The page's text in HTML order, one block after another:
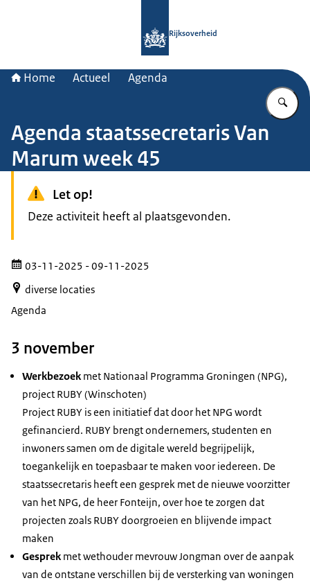
Rijksoverheid
Home Actueel Agenda
Agenda staatssecretaris Van
Marum week 45
Let op!
Deze activiteit heeft al plaatsgevonden.
03-11-2025 - 09-11-2025
diverse locaties
Agenda
3 november
Werkbezoek met Nationaal Programma Groningen (NPG),
project RUBY (Winschoten)
Project RUBY is een initiatief dat door het NPG wordt
gefinancierd. RUBY brengt ondernemers, studenten en
inwoners samen om de digitale wereld begrijpelijk,
toegankelijk en toepasbaar te maken voor iedereen. De
staatssecretaris heeft een gesprek met de nieuwe voorzitter
van het NPG, de heer Fonteijn, over hoe te zorgen dat
projecten zoals RUBY doorgroeien en blijvende impact
maken
Gesprek met wethouder mevrouw Jongman over de aanpak
van de ontstane verschillen bij de versterking van woningen